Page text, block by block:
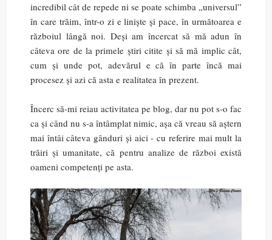
incredibil cât de repede ni se poate schimba „universul”
în care trăim, într-o zi e liniște și pace, în următoarea e
războiul lângă noi. Deși am încercat să mă adun în
câteva ore de la primele știri citite și să mă implic cât,
cum și unde pot, adevărul e că în parte încă mai
procesez și azi că asta e realitatea în prezent.
Încerc să-mi reiau activitatea pe blog, dar nu pot s-o fac
ca și când nu s-a întâmplat nimic, așa că vreau să aștern
mai întâi câteva gânduri și aici - cu referire mai mult la
trăiri și umanitate, că pentru analize de război există
oameni competenți pe asta.